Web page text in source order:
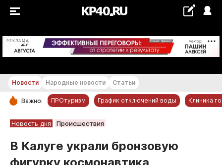
РЕКЛАМА +17...+18 °С
РУБРИКИ
Новости компаний
Новости Народные новости Статьи
Важно: ПРОтуризм График отключений воды Клиника
Новость дня Происшествия
В Калуге украли бронзовую